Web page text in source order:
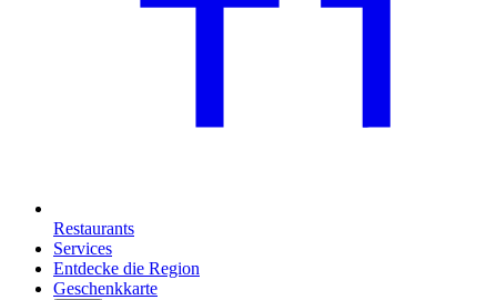
Restaurants
Services
Entdecke die Region
Geschenkkarte